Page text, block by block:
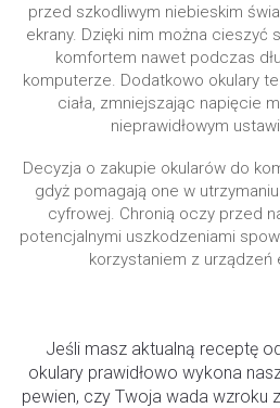
przed szkodliwym niebieskim
ekrany. Dzięki nim można cieszyć
komfortem nawet podczas
komputerze. Dodatkowo okulary
ciała, zmniejszając napięcie
nieprawidłowym
Decyzja o zakupie okularów do
gdyż pomagają one w
cyfrowej. Chronią oczy przed
potencjalnymi uszkodzeniami
korzystaniem z urządzeń
Jeśli masz aktualną receptę
okulary prawidłowo wykona
pewien, czy Twoja wada wzroku